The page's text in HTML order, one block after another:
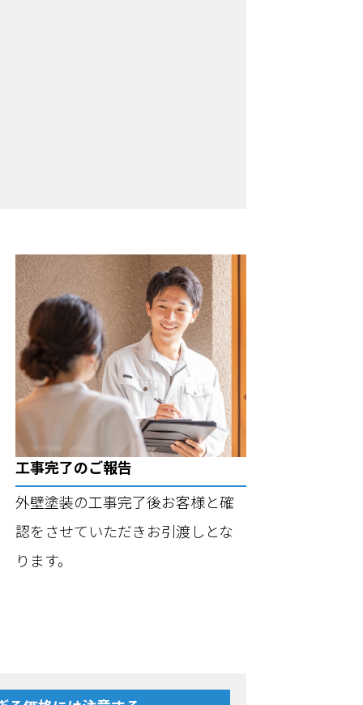
工事完了のご報告
外壁塗装の工事完了後お客様と確
認をさせていただきお引渡しとな
ります。